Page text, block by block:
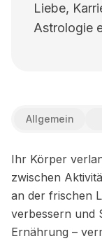
Liebe,
Astrologie
Allgemein
Ihr Körper
zwischen
an der frischen
verbessern und
Ernährung –